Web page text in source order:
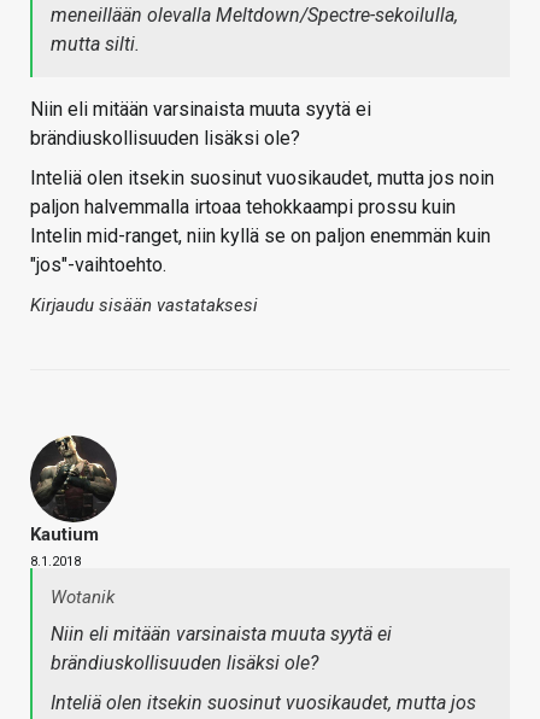
meneillään olevalla Meltdown/Spectre-sekoilulla,
mutta silti.
Niin eli mitään varsinaista muuta syytä ei
brändiuskollisuuden lisäksi ole?
Inteliä olen itsekin suosinut vuosikaudet, mutta jos noin
paljon halvemmalla irtoaa tehokkaampi prossu kuin
Intelin mid-ranget, niin kyllä se on paljon enemmän kuin
"jos"-vaihtoehto.
Kirjaudu sisään vastataksesi
Kautium
8.1.2018
Wotanik
Niin eli mitään varsinaista muuta syytä ei
brändiuskollisuuden lisäksi ole?
Inteliä olen itsekin suosinut vuosikaudet, mutta jos